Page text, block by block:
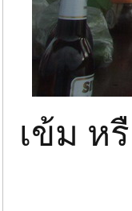
เข้ม ห